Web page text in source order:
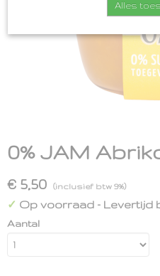
0% JAM
€ 5,50 (inclusief btw 9%)
✓ Op voorraad - Levertijd
Aantal
Alles